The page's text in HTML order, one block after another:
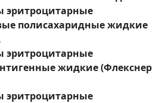
эритроцитарные
полисахаридные жидкие
эритроцитарные
жидкие (Флекснер
эритроцитарные